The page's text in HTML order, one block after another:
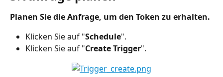
Planen Sie die Anfrage, um den Token zu erhalten.
Klicken Sie auf "Schedule".
Klicken Sie auf "Create Trigger".